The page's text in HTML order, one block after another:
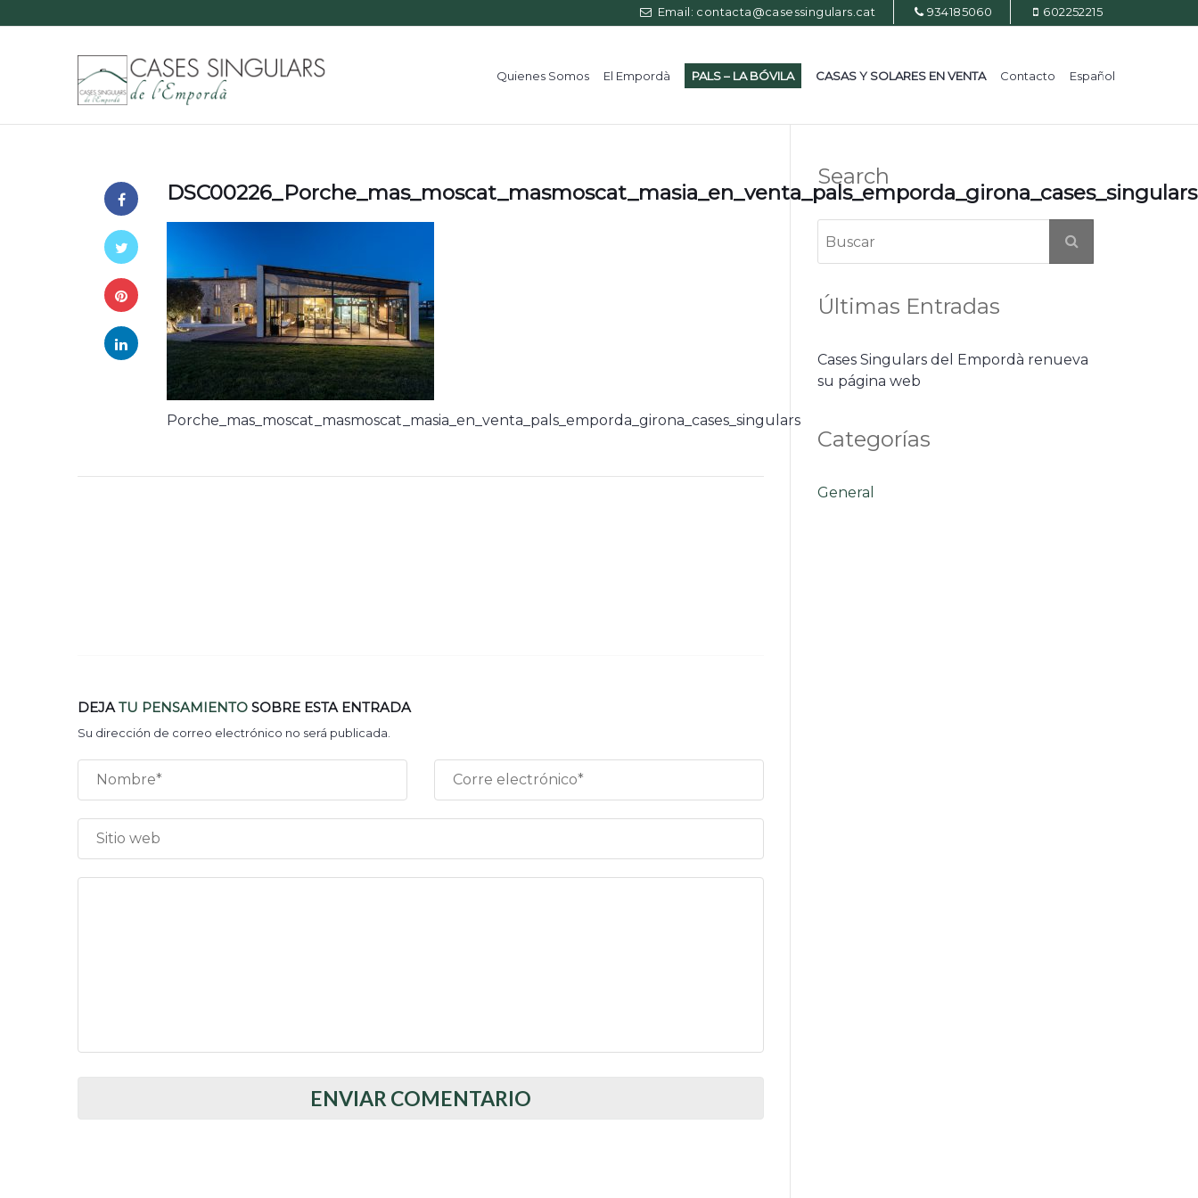
Email: contacta@casessingulars.cat 934185060 602252215
Quienes Somos El Empordà PALS – LA BÓVILA CASAS Y SOLARES EN VENTA Contacto Español
DSC00226_Porche_mas_moscat_masmoscat_masia_en_venta_pals_emporda_girona_cases_singulars
Porche_mas_moscat_masmoscat_masia_en_venta_pals_emporda_girona_cases_singulars
DEJATU PENSAMIENTO SOBRE ESTA ENTRADA
Su dirección de correo electrónico no será publicada.
Search
Últimas Entradas
Cases Singulars del Empordà renueva
su página web
Categorías
General